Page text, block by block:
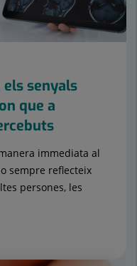
senyals
que a
immediata al
sempre reflecteix
persones, les